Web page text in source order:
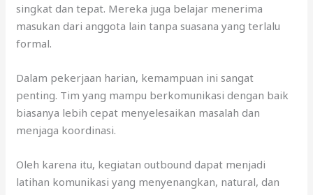
singkat dan tepat. Mereka juga belajar menerima
masukan dari anggota lain tanpa suasana yang terlalu
formal.
Dalam pekerjaan harian, kemampuan ini sangat
penting. Tim yang mampu berkomunikasi dengan baik
biasanya lebih cepat menyelesaikan masalah dan
menjaga koordinasi.
Oleh karena itu, kegiatan outbound dapat menjadi
latihan komunikasi yang menyenangkan, natural, dan